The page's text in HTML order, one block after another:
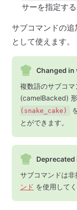
サーを指定す
サブコマンドの
として使えます。
Changed
複数語のサブコ
(camelBacked)
(snake_cake)
とができます。
サブコマンドは
ンド を使用してく